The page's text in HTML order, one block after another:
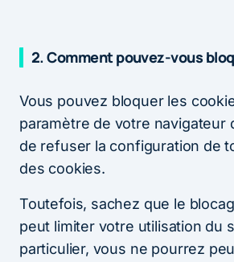
2.Comment pouvez-vous
Vous pouvez bloquer les
paramètre de votre navigateur
de refuser la configuration de
des cookies.
Toutefois, sachez que le
peut limiter votre utilisation du
particulier, vous ne pourrez